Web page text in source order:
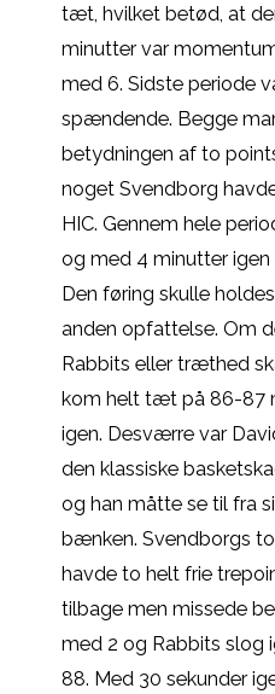
tæt, hvilket betød, at
minutter var
med 6. Sidste periode
spændende. Begge
betydningen af to
noget Svendborg
HIC. Gennem hele
og med 4 minutter
Den føring skulle
anden opfattelse. Om
Rabbits eller træthed
kom helt tæt på 86-87
igen. Desværre var
den klassiske
og han måtte se til fra
bænken. Svendborgs
havde to helt frie
tilbage men missede
med 2 og Rabbits slog
88. Med 30 sekunder